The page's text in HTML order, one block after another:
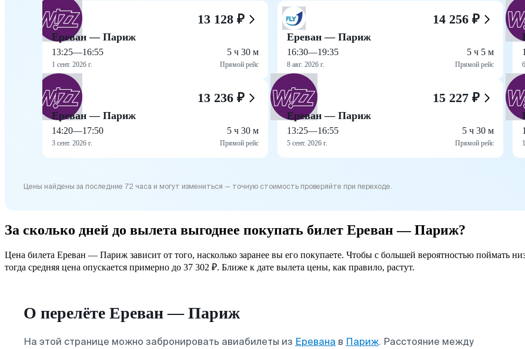
13 128 ₽
Ереван — Париж
13:25—16:55
1 сент. 2026 г.
5 ч 30 м
Прямой рейс
13 236 ₽
Ереван — Париж
14:20—17:50
3 сент. 2026 г.
5 ч 30 м
Прямой рейс
14 256 ₽
Ереван — Париж
16:30—19:35
8 авг. 2026 г.
5 ч 5 м
Прямой рейс
15 227 ₽
Ереван — Париж
13:25—16:55
5 сент. 2026 г.
5 ч 30 м
Прямой рейс
Цены найдены за последние 72 часа и могут измениться — точную стоимость проверяйте при переходе.
За сколько дней до вылета выгоднее покупать билет Ереван — Париж?
Цена билета Ереван — Париж зависит от того, насколько заранее вы его покупаете. Чтобы с большей вероятностью поймать
тогда средняя цена опускается примерно до 37 302 ₽. Ближе к дате вылета цены, как правило, растут.
О перелёте Ереван — Париж
На этой странице можно забронировать авиабилеты из Еревана в Париж. Расстояние между